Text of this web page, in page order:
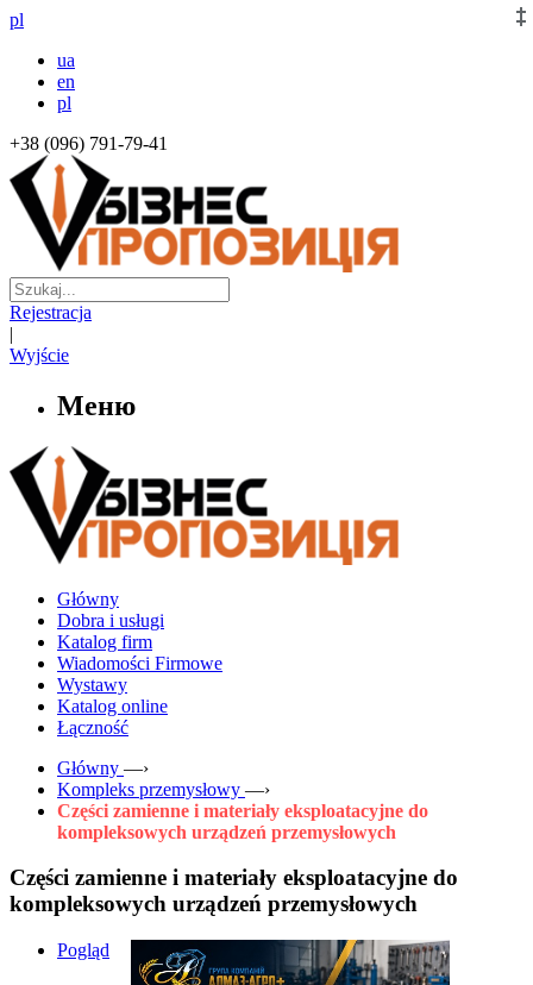
pl
ua
en
pl
+38 (096) 791-79-41
Rejestracja
|
Wyjście
Меню
Główny
Dobra i usługi
Katalog firm
Wiadomości Firmowe
Wystawy
Katalog online
Łączność
Główny —›
Kompleks przemysłowy —›
Części zamienne i materiały eksploatacyjne do
kompleksowych urządzeń przemysłowych
Części zamienne i materiały eksploatacyjne do
kompleksowych urządzeń przemysłowych
Pogląd